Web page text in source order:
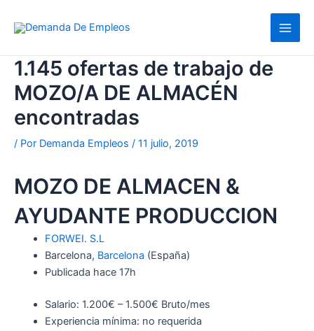
1.145 ofertas de trabajo de
MOZO/A DE ALMACÉN
encontradas
/ Por Demanda Empleos / 11 julio, 2019
MOZO DE ALMACEN &
AYUDANTE PRODUCCION
FORWEI. S.L
Barcelona, Barcelona (España)
Publicada hace 17h
Salario: 1.200€ – 1.500€ Bruto/mes
Experiencia mínima: no requerida